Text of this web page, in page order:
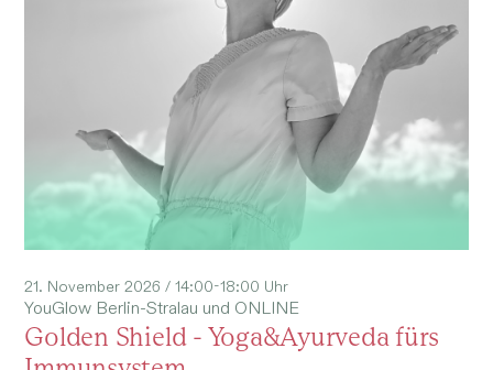
21. November 2026 / 14:00-18:00 Uhr
YouGlow Berlin-Stralau und ONLINE
Golden Shield - Yoga&Ayurveda fürs